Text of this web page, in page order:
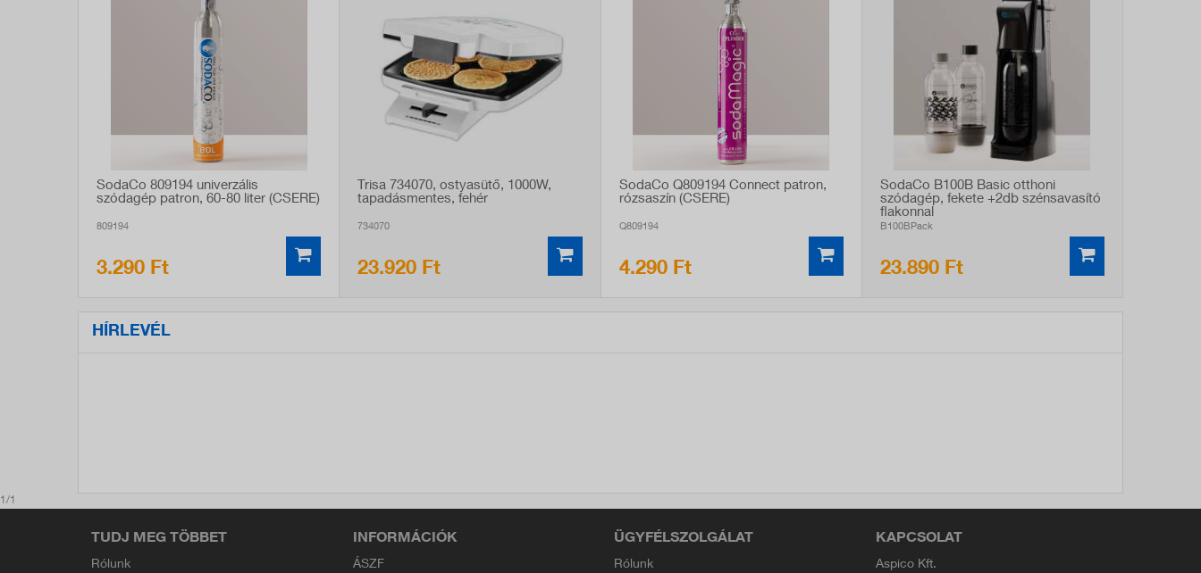
SodaCo 809194 univerzális
szódagép patron, 60-80 liter (CSERE)
809194
3.290 Ft
Trisa 734070, ostyasütő, 1000W,
tapadásmentes, fehér
734070
23.920 Ft
SodaCo Q809194 Connect patron,
rózsaszín (CSERE)
Q809194
4.290 Ft
SodaCo B100B Basic otthoni
szódagép, fekete +2db szénsavasító
flakonnal
B100BPack
23.890 Ft
HÍRLEVÉL
1/1
TUDJ MEG TÖBBET
Rólunk
INFORMÁCIÓK
ÁSZF
ÜGYFÉLSZOLGÁLAT
Rólunk
KAPCSOLAT
Aspico Kft.